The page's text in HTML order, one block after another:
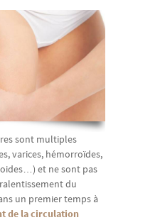
sont multiples
varices, hémorroïdes,
et ne sont pas
du
un premier temps à
de la circulation